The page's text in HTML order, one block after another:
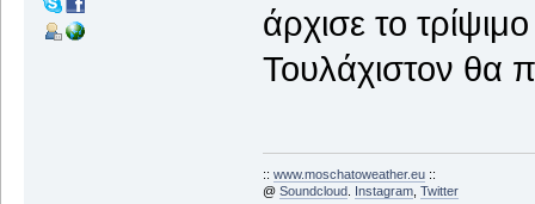
άρχισε το
Τουλάχιστον θα
:: www.moschatoweather.eu::
@ Soundcloud. Instagram, Twitter